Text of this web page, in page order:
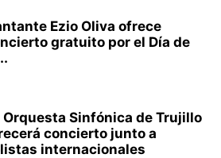
Ezio Oliva ofrece
gratuito por el Día de
Orquesta Sinfónica de Trujillo
concierto junto a
internacionales